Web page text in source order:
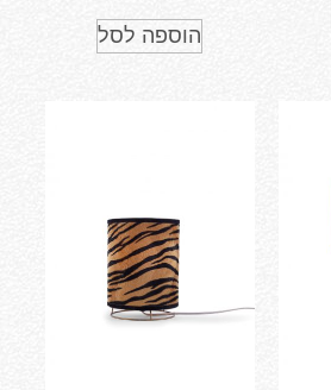
הוספה לסל